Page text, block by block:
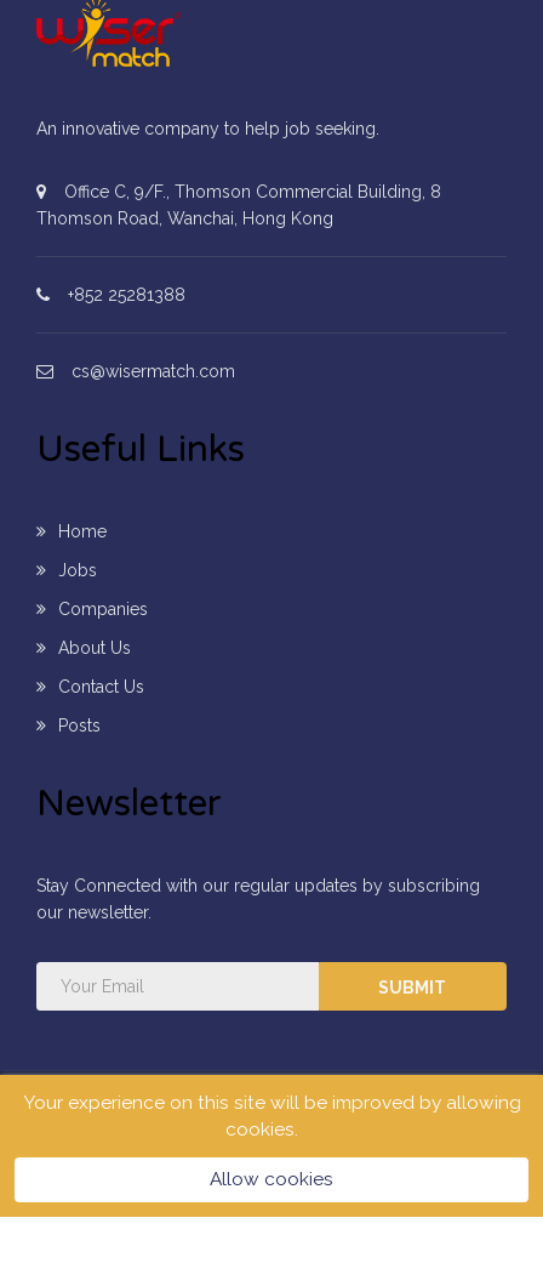
An innovative company to help job seeking.
Office C, 9/F., Thomson Commercial Building, 8
Thomson Road, Wanchai, Hong Kong
+852 25281388
cs@wisermatch.com
Useful Links
Home
Jobs
Companies
About Us
Contact Us
Posts
Newsletter
Stay Connected with our regular updates by subscribing
our newsletter.
SUBMIT
All Rights Reserved ©2026 Mars Concepts Limited.
Your experience on this site will be improved by allowing
cookies.
Allow cookies